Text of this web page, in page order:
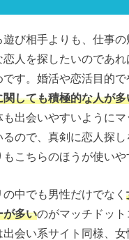
び相手よりも、仕事の
人を探したいのであ
す。婚活や恋活目的で
関しても積極的な人が多
出会いやすいようにマ
ので、真剣に恋人探
こちらのほうが使いや
中でも男性だけでなく
が多いのがマッチドッ
出会い系サイト同様、